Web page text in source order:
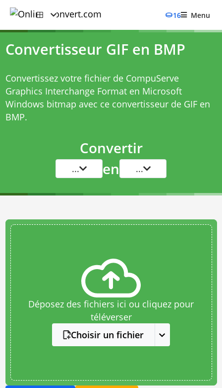
16 Menu
Convertisseur GIF en BMP
Convertissez votre fichier de CompuServe
Graphics Interchange Format en Microsoft
Windows bitmap avec ce convertisseur de GIF en
BMP.
Convertir
... en ...
Déposez des fichiers ici ou cliquez pour
téléverser
Choisir un fichier